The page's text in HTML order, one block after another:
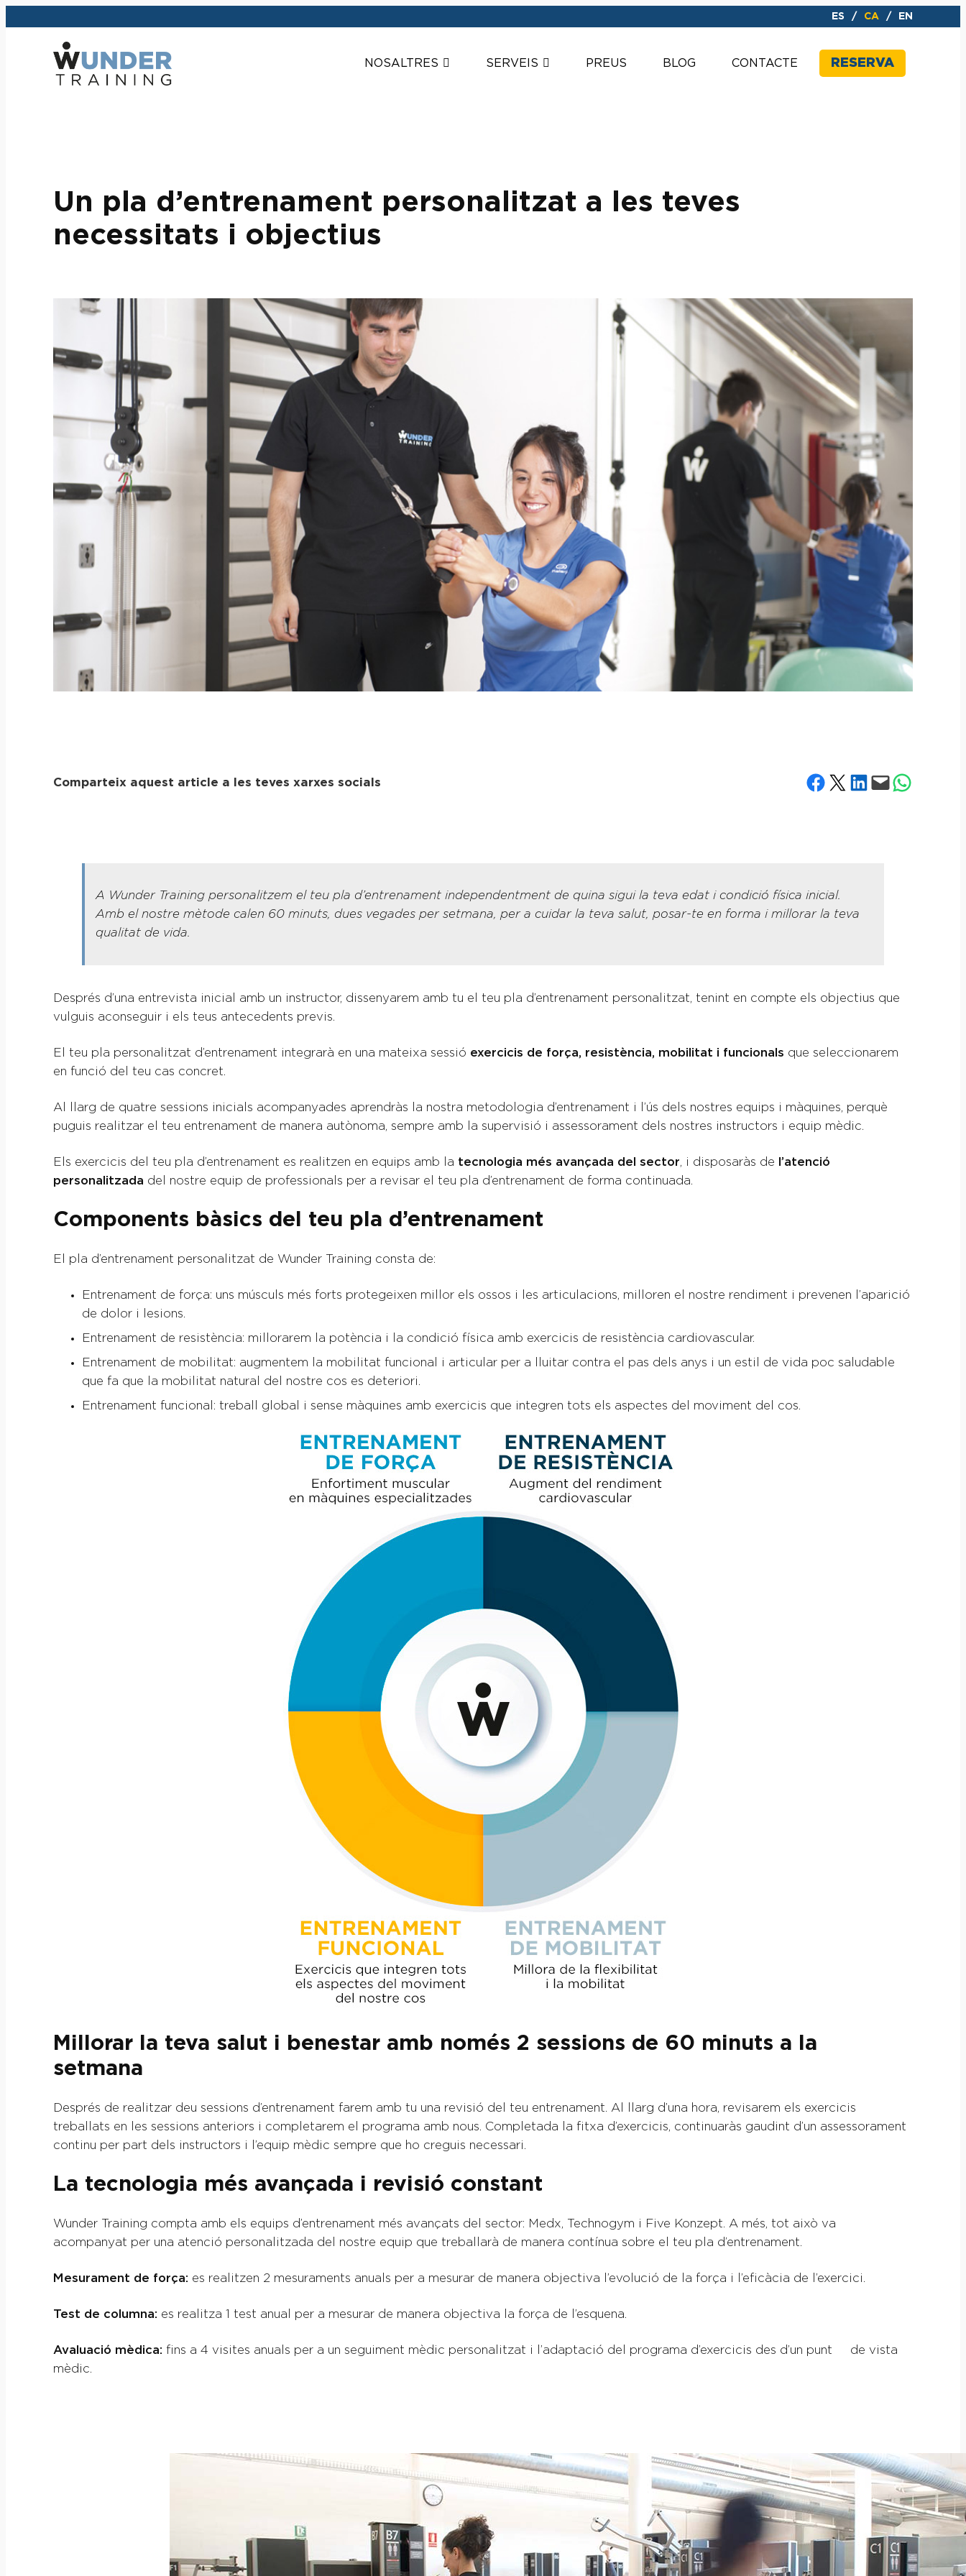
contingut
ES CA EN
NOSALTRES SERVEIS PREUS BLOG CONTACTE RESERVA
Un pla d’entrenament personalitzat a les teves
necessitats i objectius
Comparteix aquest article a les teves xarxes socials Share on Facebook
Share on X Share on LinkedIn
Email this PageShare on
A Wunder Training personalitzem el teu pla d’entrenament independentment de quina sigui la teva edat i condició física inicial.
Amb el nostre mètode calen 60 minuts, dues vegades per setmana, per a cuidar la teva salut, posar-te en forma i millorar la teva
qualitat de vida.
Després d’una entrevista inicial amb un instructor, dissenyarem amb tu el teu pla d’entrenament personalitzat, tenint en compte els objectius que
vulguis aconseguir i els teus antecedents previs.
El teu pla personalitzat d’entrenament integrarà en una mateixa sessió exercicis de força, resistència, mobilitat i funcionals que seleccionarem
en funció del teu cas concret.
Al llarg de quatre sessions inicials acompanyades aprendràs la nostra metodologia d’entrenament i l’ús dels nostres equips i màquines, perquè
puguis realitzar el teu entrenament de manera autònoma, sempre amb la supervisió i assessorament dels nostres instructors i equip mèdic.
Els exercicis del teu pla d’entrenament es realitzen en equips amb la tecnologia més avançada del sector, i disposaràs de
l’atenció
personalitzada del nostre equip de professionals per a revisar el teu pla d’entrenament de forma continuada.
Components bàsics del teu pla d’entrenament
El pla d’entrenament personalitzat de Wunder Training consta de:
Entrenament de força: uns músculs més forts protegeixen millor els ossos i les articulacions, milloren el nostre rendiment i prevenen l’aparició
de dolor i lesions.
Entrenament de resistència: millorarem la potència i la condició física amb exercicis de resistència cardiovascular.
Entrenament de mobilitat: augmentem la mobilitat funcional i articular per a lluitar contra el pas dels anys i un estil de vida poc saludable
que fa que la mobilitat natural del nostre cos es deteriori.
Entrenament funcional: treball global i sense màquines amb exercicis que integren tots els aspectes del moviment del cos.
Millorar la teva salut i benestar amb només 2 sessions de 60 minuts a la
setmana
Després de realitzar deu sessions d’entrenament farem amb tu una revisió del teu entrenament. Al llarg d’una hora, revisarem els exercicis
treballats en les sessions anteriors i completarem el programa amb nous. Completada la fitxa d’exercicis, continuaràs gaudint d’un assessorament
continu per part dels instructors i l’equip mèdic sempre que ho creguis necessari.
La tecnologia més avançada i revisió constant
Wunder Training compta amb els equips d’entrenament més avançats del sector: Medx, Technogym i Five Konzept. A més, tot això va
acompanyat per una atenció personalitzada del nostre equip que treballarà de manera contínua sobre el teu pla d’entrenament.
Mesurament de força: es realitzen 2 mesuraments anuals per a mesurar de manera objectiva l’evolució de la força i l’eficàcia de l’exercici.
Test de columna: es realitza 1 test anual per a mesurar de manera objectiva la força de l’esquena.
Avaluació mèdica: fins a 4 visites anuals per a un seguiment mèdic personalitzat i l’adaptació del programa d’exercicis des d’un punt de vista
mèdic.